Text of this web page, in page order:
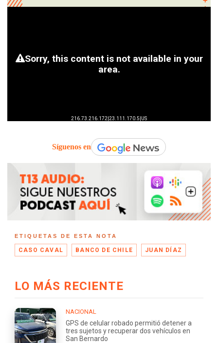
Síguenos en
ETIQUETAS DE ESTA NOTA
CASO CAVAL BANCO DE CHILE JUAN DÍAZ
LO MÁS RECIENTE
NACIONAL
GPS de celular robado permitió detener a
tres sujetos y recuperar dos vehículos en
San Bernardo